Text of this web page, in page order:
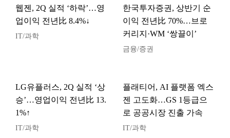
웹젠, 2Q 실적 ‘하락’…영
업이익 전년比 8.4%↓
IT/과학
한국투자증권, 상반기 순
이익 전년比 70%…브로
커리지·WM ‘쌍끌이’
금융/증권
LG유플러스, 2Q 실적 ‘상
승’…영업이익 전년比 13.
1%↑
IT/과학
플래티어, AI 플랫폼 엑스
젠 고도화…GS 1등급으
로 공공시장 진출 가속
IT/과학